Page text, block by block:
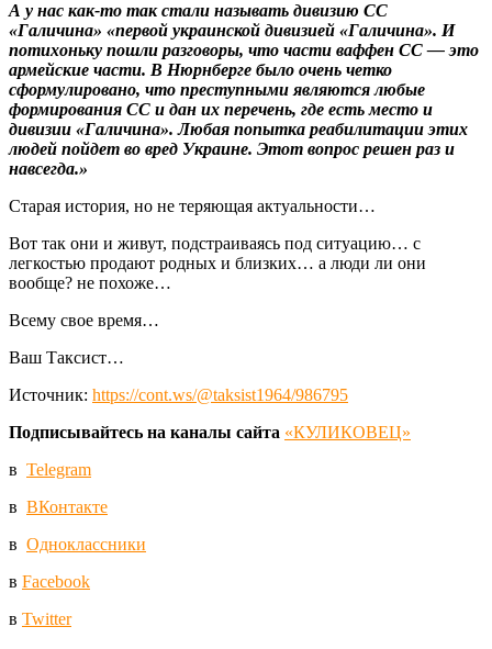
А у нас как-то так стали называть дивизию СС
«Галичина» «первой украинской дивизией «Галичина». И
потихоньку пошли разговоры, что части ваффен СС — это
армейские части. В Нюрнберге было очень четко
сформулировано, что преступными являются любые
формирования СС и дан их перечень, где есть место и
дивизии «Галичина». Любая попытка реабилитации этих
людей пойдет во вред Украине. Этот вопрос решен раз и
навсегда.»
Старая история, но не теряющая актуальности…
Вот так они и живут, подстраиваясь под ситуацию… с
легкостью продают родных и близких… а люди ли они
вообще? не похоже…
Всему свое время…
Ваш Таксист…
Источник: https://cont.ws/@taksist1964/986795
Подписывайтесь на каналы сайта «КУЛИКОВЕЦ»
в Telegram
в ВКонтакте
в Одноклассники
в Facebook
в Twitter